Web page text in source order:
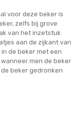
voor deze beker is
zelfs bij grove
van het inzetstuk
aan de zijkant van
de beker met een
men de beker
beker gedronken